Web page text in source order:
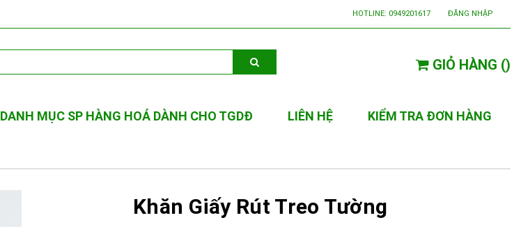
HOTLINE: 0949201617 ĐĂNG NHẬP
GIỎ HÀNG ()
DANH MỤC SP HÀNG HOÁ DÀNH CHO TGDĐ LIÊN HỆ KIỂM TRA ĐƠN HÀNG
Khăn Giấy Rút Treo Tường